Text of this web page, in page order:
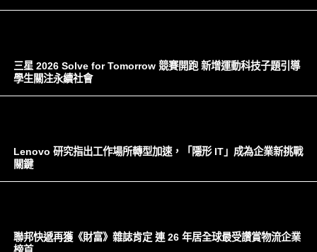
三星 2026 Solve for Tomorrow 競賽開跑 新增運動科技子題引導
學生關注永續社會
Lenovo 研究指出工作場所轉型加速，「隱形 IT」成為企業新挑戰
關鍵
聯邦快遞再獲《財富》雜誌肯定 連 26 年居全球最受讚賞物流企業